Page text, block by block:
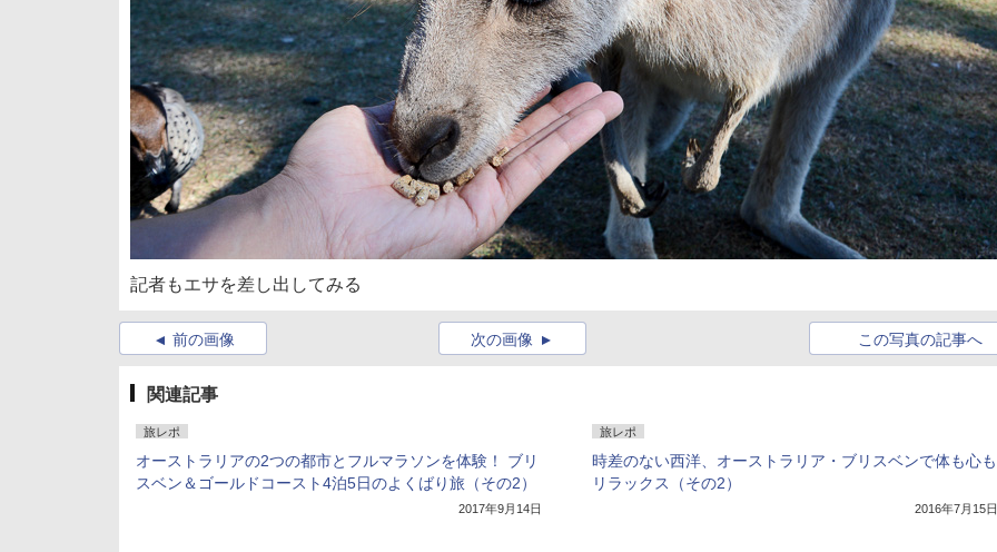
記者もエサを差し出してみる
前の画像 この写真の記事へ
次の画像
関連記事
旅レポ
オーストラリアの2つの都市とフルマラソンを体験！ ブリ
スベン＆ゴールドコースト4泊5日のよくばり旅（その2）
2017年9月14日
旅レポ
時差のない西洋、オーストラリア・ブリスベンで体も心も
リラックス（その2）
2016年7月15日